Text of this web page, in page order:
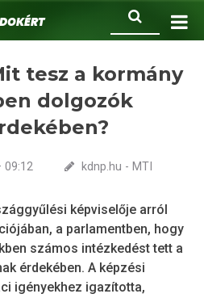
tesz a kormány
dolgozók
09:12 kdnp.hu - MTI
képviselője arról
a parlamentben, hogy
számos intézkedést tett a
érdekében. A képzési
igényekhez igazította,